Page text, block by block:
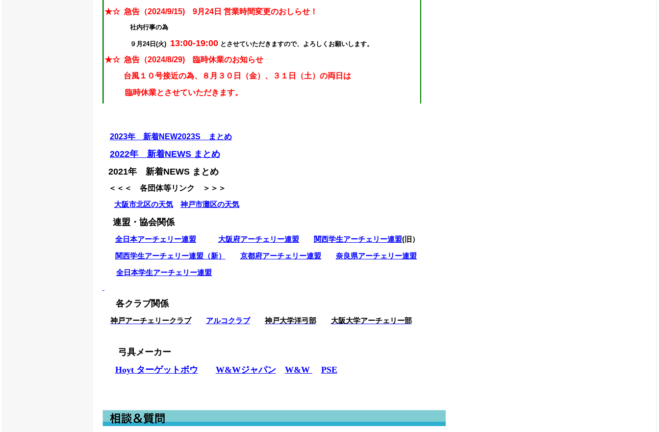
★☆ 急告（2024/9/15) 9月24日 営業時間変更のおしらせ！
社内行事の為
９月24日(火) 13:00-19:00 とさせていただきますので、よろしくお願いします。
★☆ 急告（2024/8/29) 臨時休業のお知らせ
台風１０号接近の為、８月３０日（金）、３１日（土）の両日は
臨時休業とさせていただきます。
５月２７日（月）営業終了時刻変更のお知らせ！
当日、社内所用の為、急ですが終了時刻を
２０：００から１８：００に変更させていただきますので、
よろしくお願いします。
☆★LINEの公式サイト準備中
★☆ 急告 ２月３日
Japanインドア出店参画の為、申し訳ありませんが
ご迷惑をおかけしますが、よろしくお願いいたします。
2023年 新着NEW2023S まとめ
2022年 新着NEWS まとめ
2021年 新着NEWS まとめ
＜＜＜ 各団体等リンク ＞＞＞
大阪市北区の天気
神戸市灘区の天気
連盟・協会関係
全日本アーチェリー連盟 大阪府アーチェリー連盟 関西学生アーチェリー連盟(旧）
関西学生アーチェリー連盟（新）
京都府アーチェリー連盟
奈良県アーチェリー連盟
全日本学生アーチェリー連盟
各クラブ関係
神戸アーチェリークラブ アルコクラブ 神戸大学洋弓部 大阪大学アーチェリー部
弓具メーカー
Hoyt ターゲットボウ
W&Wジャパン W&W PSE